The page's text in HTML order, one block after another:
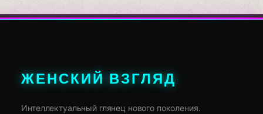
ЖЕНСКИЙ ВЗГЛЯД
Интеллектуальный глянец нового поколения.